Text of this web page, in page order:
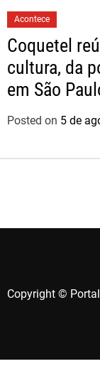
Acontece
Coquetel
cultura, da
em São
Posted on 5 de
Copyright ©